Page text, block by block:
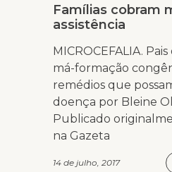
Famílias cobram
assistência
MICROCEFALIA.
má-formação
remédios que
doença por Bleine
Publicado
na Gazeta
14 de julho, 2017